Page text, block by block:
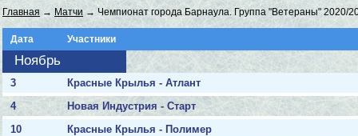
Главная → Матчи → Чемпионат города Барнаула. Группа "Ветераны" 2020/
Дата Участники
Ноябрь
3
Красные Крылья - Атлант
4
Новая Индустрия - Старт
10
Красные Крылья - Полимер